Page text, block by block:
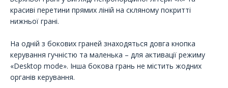
красиві перетини прямих ліній на скляному покритті
нижньої грані.
На одній з бокових граней знаходяться довга кнопка
керування гучністю та маленька – для активації режиму
«Desktop mode». Інша бокова грань не містить жодних
органів керування.